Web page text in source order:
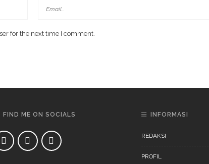
for the next time I comment.
FIND ME ON SOCIALS INFORMASI
REDAKSI
PROFIL